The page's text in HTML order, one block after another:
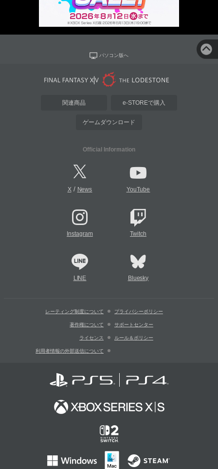
パソコン版へ
関連商品 e-STOREで購入
ゲームダウンロード
Official Information
X/ News YouTube
Instagram Twitch
LINE Bluesky
レーティング制度について プライバシーポリシー
著作権について サポートセンター
ライセンス ルール＆ポリシー
利用者情報の外部送信について